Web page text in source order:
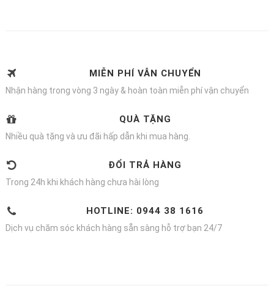
MIỄN PHÍ VẪN CHUYỂN
Nhận hàng trong vòng 3 ngày & hoàn toàn miễn phí vận chuyển
QUÀ TẶNG
Nhiều quà tặng và ưu đãi hấp dẫn khi mua hàng.
ĐỔI TRẢ HÀNG
Trong 24h khi khách hàng chưa hài lòng
HOTLINE: 0944 38 1616
Dịch vụ chăm sóc khách hàng sẵn sàng hỗ trợ bạn 24/7